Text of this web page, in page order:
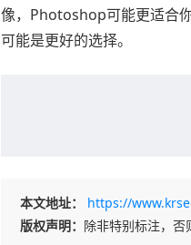
像，Photoshop可能更适合
可能是更好的选择。
本文地址：
https://
版权声明： 除非特别标注，否